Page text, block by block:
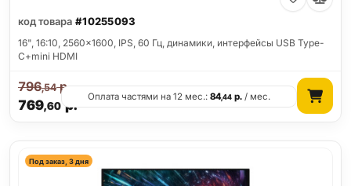
код товара #10255093
16", 16:10, 2560x1600, IPS, 60 Гц, динамики, интерфейсы USB Type-
C+mini HDMI
769,60р.
796,54р.
Оплата частями на 12 мес.:84,44 р. / мес.
Под заказ, 3 дня